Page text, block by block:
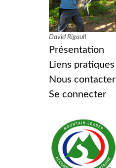
David Rigault
Présentation
Liens pratiques
Nous contacter
Se connecter